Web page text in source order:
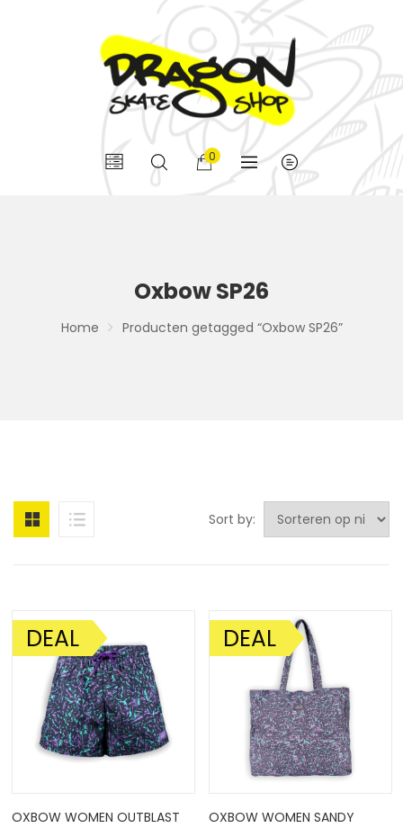
0
Oxbow SP26
Home Producten getagged “Oxbow SP26”
Sort by:
AANBIEDING!
DEAL
OXBOW WOMEN OUTBLAST
AANBIEDING!
DEAL
OXBOW WOMEN SANDY